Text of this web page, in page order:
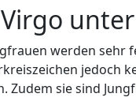
werden sehr
jedoch
Zudem sie sind